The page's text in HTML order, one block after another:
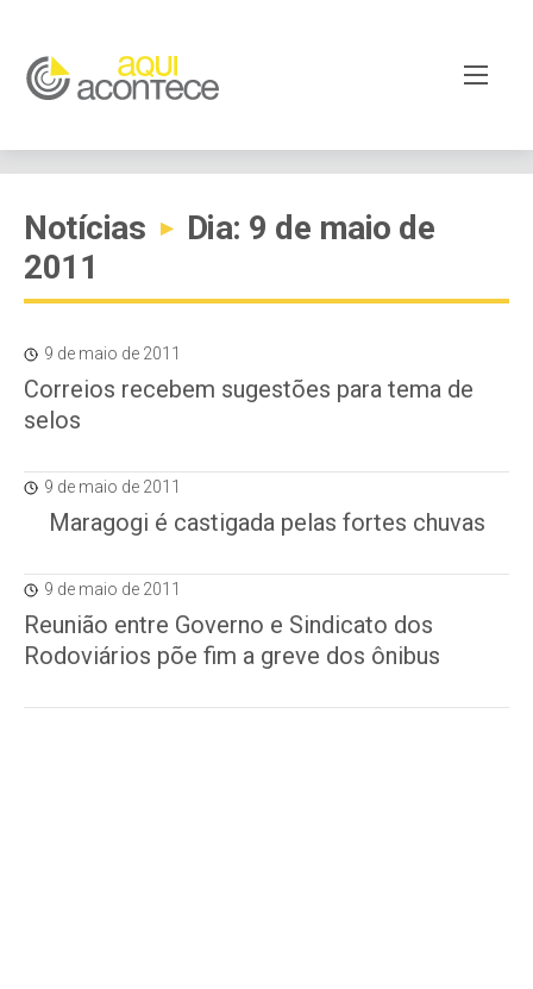
Notícias ▸
Dia: 9 de maio de
2011
9 de maio de 2011
Correios recebem sugestões para tema de
selos
9 de maio de 2011
Maragogi é castigada pelas fortes chuvas
9 de maio de 2011
Reunião entre Governo e Sindicato dos
Rodoviários põe fim a greve dos ônibus